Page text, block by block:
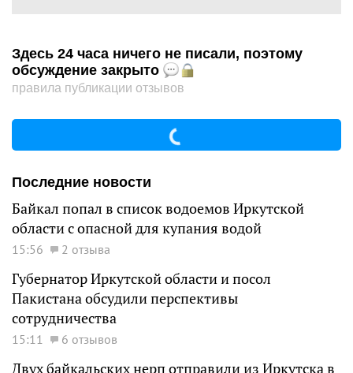
Здесь 24 часа ничего не писали, поэтому
обсуждение закрыто
правила публикации отзывов
Последние новости
Байкал попал в список водоемов Иркутской
области с опасной для купания водой
15:56 2 отзыва
Губернатор Иркутской области и посол
Пакистана обсудили перспективы
сотрудничества
15:11 6 отзывов
Двух байкальских нерп отправили из Иркутска в